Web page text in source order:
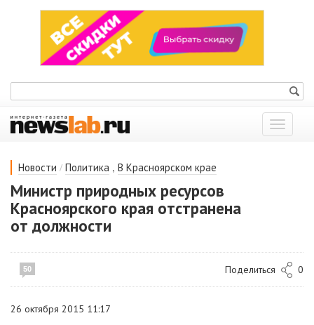
Показать
меню
Новости / Политика , В Красноярском крае
Министр природных ресурсов
Красноярского края отстранена
от должности
50 Поделиться 0
26 октября 2015 11:17